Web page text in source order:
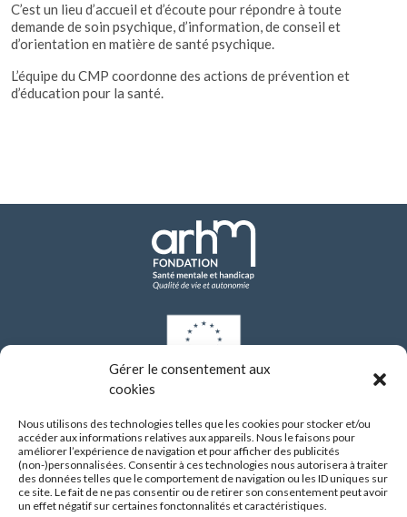
Gérer le consentement aux
cookies
Nous utilisons des technologies telles que les cookies pour stocker et/ou
accéder aux informations relatives aux appareils. Nous le faisons pour
améliorer l’expérience de navigation et pour afficher des publicités
(non-)personnalisées. Consentir à ces technologies nous autorisera à traiter
des données telles que le comportement de navigation ou les ID uniques sur
ce site. Le fait de ne pas consentir ou de retirer son consentement peut avoir
un effet négatif sur certaines fonctonnalités et caractéristiques.
C’est un lieu d’accueil et d’écoute pour répondre à toute
demande de soin psychique, d’information, de conseil et
d’orientation en matière de santé psychique.
L’équipe du CMP coordonne des actions de prévention et
d’éducation pour la santé.
national de relance et de résilience (PNRR), via le programme NextGenerationEU.
CENTRE HOSPITALIER SAINT JEAN DE DIEU
290 route de Vienne
69008 LYON